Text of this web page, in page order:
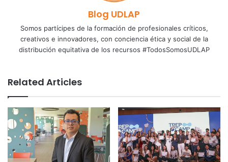
Blog UDLAP
Somos partícipes de la formación de profesionales críticos,
creativos e innovadores, con conciencia ética y social de la
distribución equitativa de los recursos #TodosSomosUDLAP
Related Articles